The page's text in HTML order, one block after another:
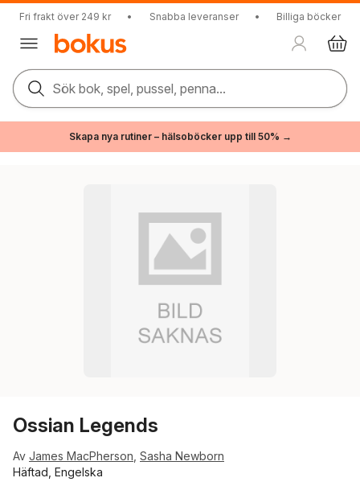
Fri frakt över 249 kr • Snabba leveranser • Billiga böcker
Sök bok, spel, pussel, penna...
Skapa nya rutiner – hälsoböcker upp till 50% →
Ossian Legends
Av James MacPherson Sasha Newborn
Häftad, Engelska